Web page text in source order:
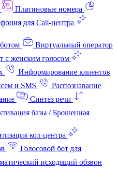
Платиновые номера
для Call-центра
Виртуальный оператор
с женским голосом
Информирование клиентов
и SMS
Распознавание
Синтез речи
базы / Брошенная
кол‑центра
Голосовой бот для
исходящий обзвон